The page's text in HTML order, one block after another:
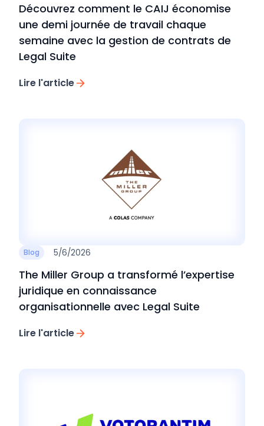
Découvrez comment le CAIJ économise
une demi journée de travail chaque
semaine avec la gestion de contrats de
Legal Suite
Lire l'article
Blog 5/6/2026
The Miller Group a transformé l’expertise
juridique en connaissance
organisationnelle avec Legal Suite
Lire l'article